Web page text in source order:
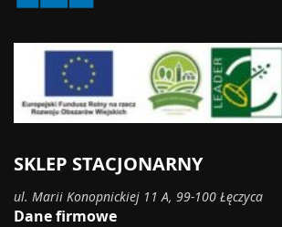
SKLEP STACJONARNY
ul. Marii Konopnickiej 11 A, 99-100 Łęczyca
Dane firmowe